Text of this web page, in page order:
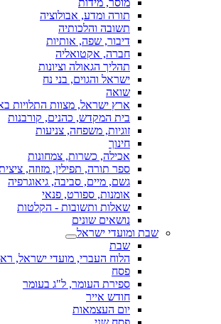
מוסר, מידות
תורה ומדע, אבולוציה
תשובה והלכותיה
דיבור, שפה, אותיות
חברה, אקטואליה
תהליך הגאולה וציונות
ישראל והגוים, בני נח
שואה
ארץ ישראל, מצוות התלויות
בית המקדש, כהנים, קורבנות
זוגיות, משפחה, צניעות
חינוך
אכילה, כשרות, צמחונות
ספר תורה, תפילין, מזוזה,
גשם, מיים, סביבה, גיאוגרפיה
אומנות, ספורט, פנאי
שאלות ותשובות - הקלטות
נושאים שונים
שבת ומועדי ישראל
שבת
הלוח העברי, מועדי ישראל,
פסח
ספירת העומר, ל"ג בעומר
חודש אייר
יום העצמאות